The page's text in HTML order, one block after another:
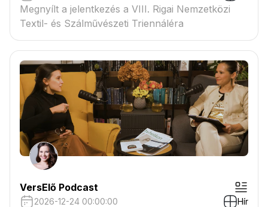
Megnyílt a jelentkezés a VIII. Rigai Nemzetközi
Textil- és Szálművészeti Triennáléra
VersElő Podcast
2026-12-24 00:00:00 Hír